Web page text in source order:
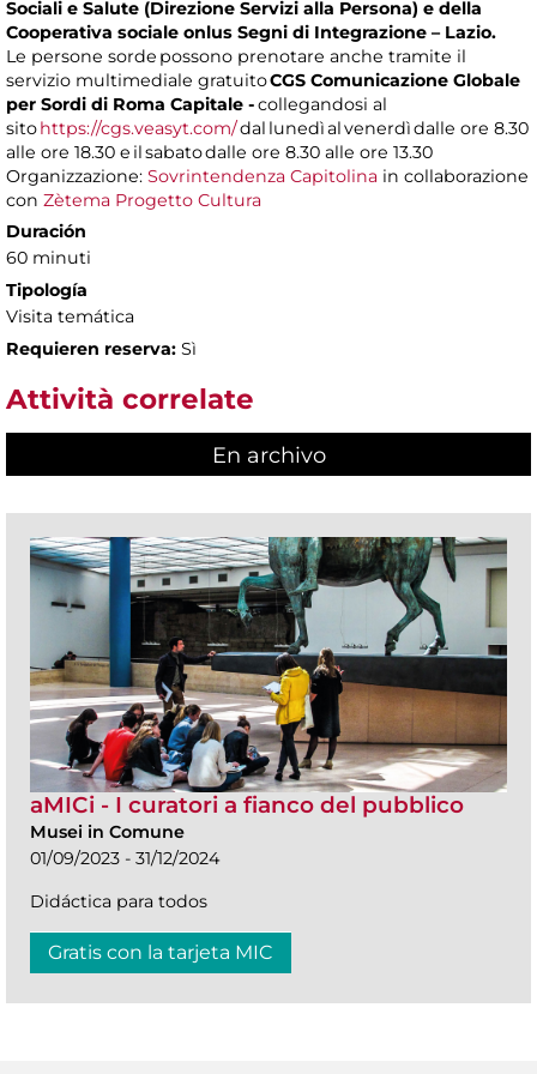
Sociali e Salute (Direzione Servizi alla Persona) e della
Cooperativa sociale onlus Segni di Integrazione – Lazio.
Le persone sorde possono prenotare anche tramite il
servizio multimediale gratuitoCGS Comunicazione Globale
per Sordi di Roma Capitale -collegandosi al
sitohttps://cgs.veasyt.com/dal lunedì al venerdì dalle ore 8.30
alle ore 18.30 e il sabato dalle ore 8.30 alle ore 13.30
Organizzazione: Sovrintendenza Capitolina in collaborazione
con Zètema Progetto Cultura
Duración
60 minuti
Tipología
Visita temática
Requieren reserva: Sì
Attività correlate
En archivo
aMICi - I curatori a fianco del pubblico
Musei in Comune
01/09/2023 - 31/12/2024
Didáctica para todos
Gratis con la tarjeta MIC